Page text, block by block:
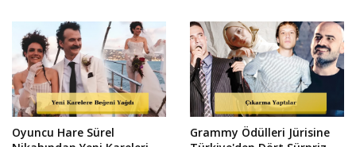
Oyuncu Hare Sürel
Grammy Ödülleri Jürisine